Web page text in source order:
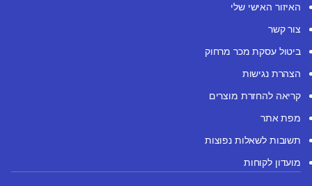
האיזור האישי שלי
צור קשר
ביטול עסקת מכר מרחוק
הצהרת נגישות
קריאה להחזרת מוצרים
מפת אתר
תשובות לשאלות נפוצות
מועדון לקוחות